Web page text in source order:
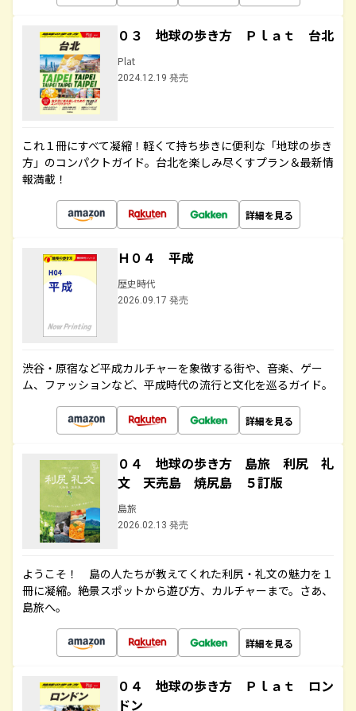
０３ 地球の歩き方 Ｐｌａｔ 台北
Plat
2024.12.19 発売
これ１冊にすべて凝縮！軽くて持ち歩きに便利な「地球の歩き
方」のコンパクトガイド。台北を楽しみ尽くすプラン＆最新情
報満載！
詳細を見る
Ｈ０４ 平成
歴史時代
2026.09.17 発売
渋谷・原宿など平成カルチャーを象徴する街や、音楽、ゲー
ム、ファッションなど、平成時代の流行と文化を巡るガイド。
詳細を見る
０４ 地球の歩き方 島旅 利尻 礼
文 天売島 焼尻島 ５訂版
島旅
2026.02.13 発売
ようこそ！ 島の人たちが教えてくれた利尻・礼文の魅力を１
冊に凝縮。絶景スポットから遊び方、カルチャーまで。さあ、
島旅へ。
詳細を見る
０４ 地球の歩き方 Ｐｌａｔ ロン
ドン